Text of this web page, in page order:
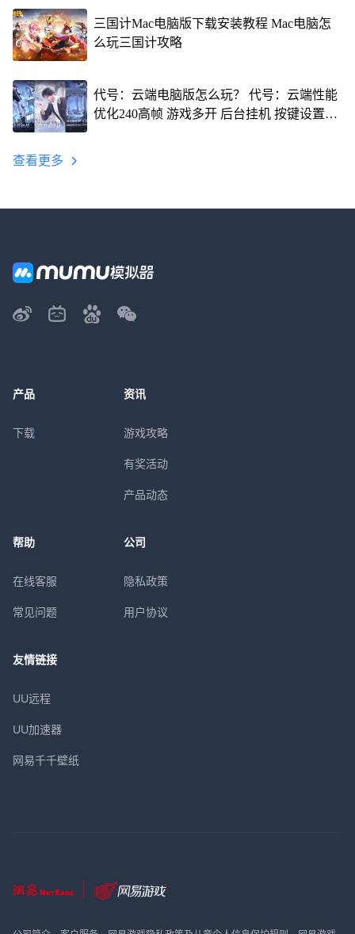
三国计Mac电脑版下载安装教程 Mac电脑怎
么玩三国计攻略
代号：云端电脑版怎么玩？ 代号：云端性能
优化240高帧 游戏多开 后台挂机 按键设置教
查看更多
产品
下载
资讯
游戏攻略
有奖活动
产品动态
帮助
在线客服
常见问题
公司
隐私政策
用户协议
友情链接
UU远程
UU加速器
网易千千壁纸